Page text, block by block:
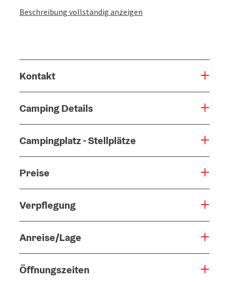
Beschreibung vollständig anzeigen
Kontakt
Camping Details
Campingplatz - Stellplätze
Preise
Verpflegung
Anreise/Lage
Öffnungszeiten